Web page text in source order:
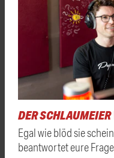
DER
Egal wie blöd sie
beantwortet eure